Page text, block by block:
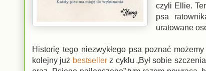
czyli Ellie.
psa
uratowane
Historię tego niezwykłego psa poznać
kolejny już bestsellerz cyklu „Był sobie